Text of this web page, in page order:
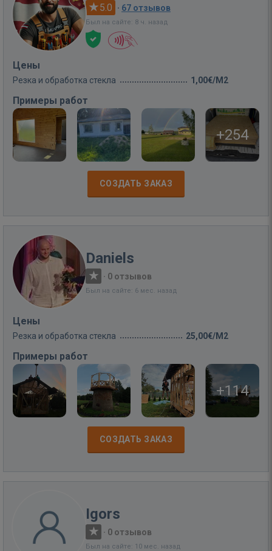
5.0 · 67 отзывов
Был на сайте: 8 ч. назад
Цены
Резка и обработка стекла 1,00€/M2
Примеры работ
+254
СОЗДАТЬ ЗАКАЗ
Daniels
· 0 отзывов
Был на сайте: 6 мес. назад
Цены
Резка и обработка стекла 25,00€/M2
Примеры работ
+114
СОЗДАТЬ ЗАКАЗ
Igors
· 0 отзывов
Был на сайте: 10 мес. назад